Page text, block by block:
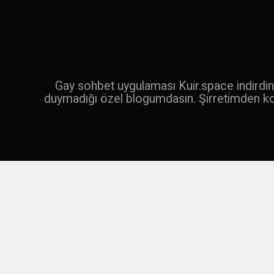
Gay sohbet uygulaması Kuir.space
duymadığı özel blogumdasın. Şirretimden